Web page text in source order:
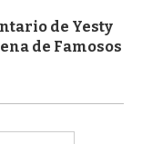
de Yesty
de Famosos